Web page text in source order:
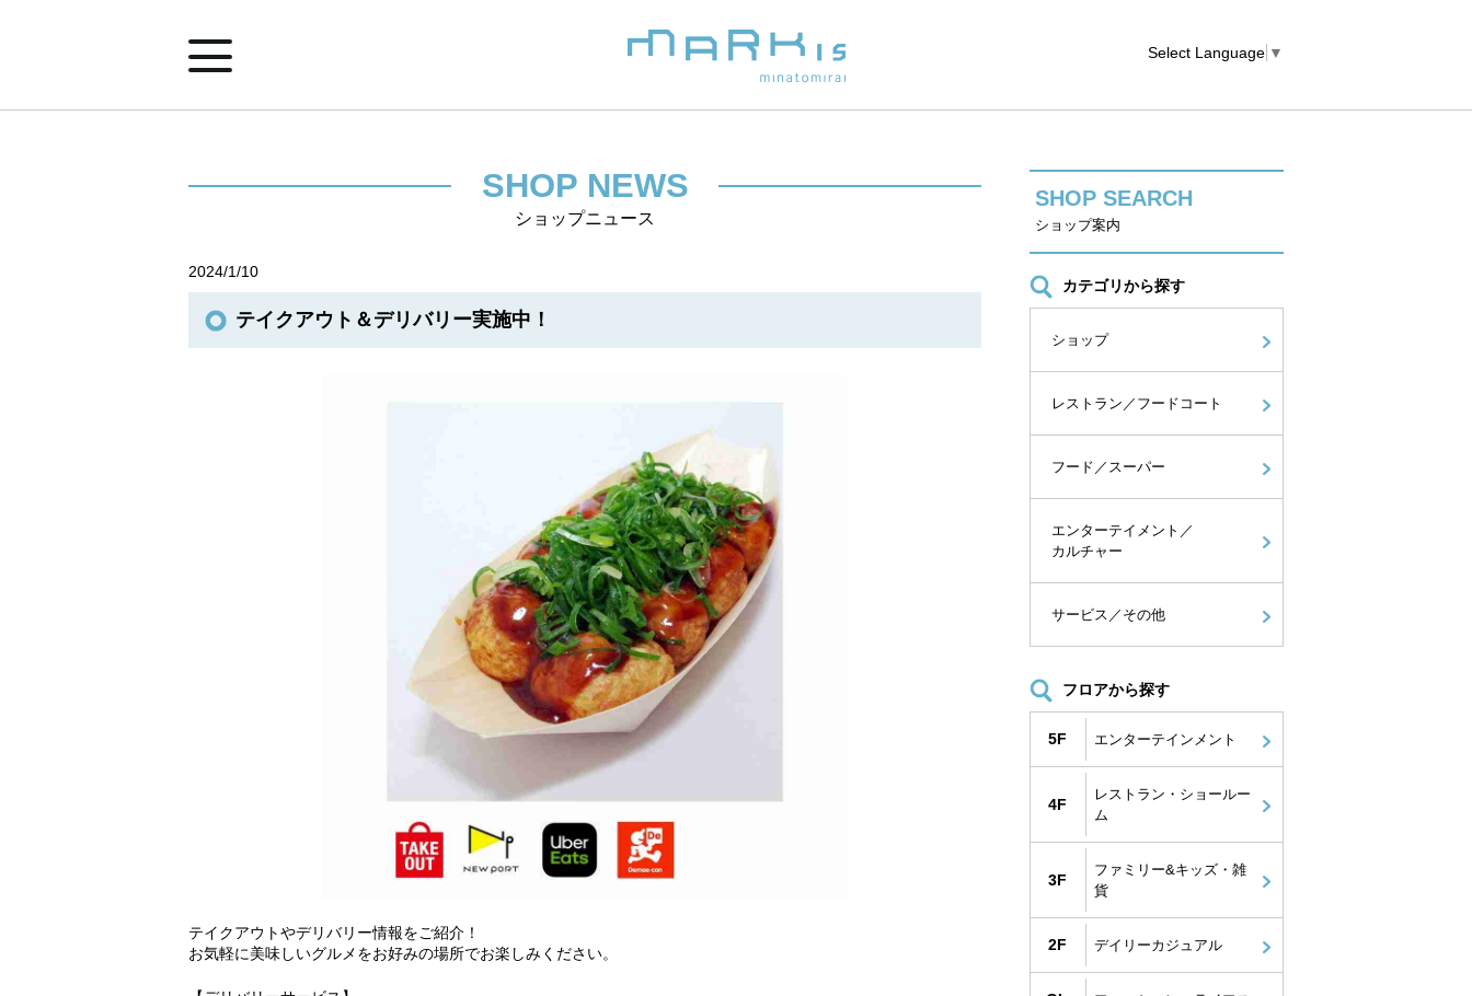
Select Language ▼
イベント&ニュース
SHOP NEWS
ショップニュース
2024/1/10
テイクアウト＆デリバリー実施中！
テイクアウトやデリバリー情報をご紹介！
お気軽に美味しいグルメをお好みの場所でお楽しみください。
SHOP SEARCH
ショップ案内
カテゴリから探す
ショップ
レストラン／フードコート
フード／スーパー
エンターテイメント／
カルチャー
サービス／その他
フロアから探す
5F エンターテインメント
4F
レストラン・ショールー
ム
3F
ファミリー&キッズ・雑
貨
2F デイリーカジュアル